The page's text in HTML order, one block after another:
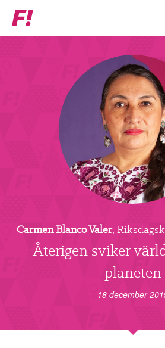
Feministiskt
initiativ
BLI MEDLEM
ENGAGERA DIG I F!
PARTILEDARE
Carmen Blanco Valer,
Återigen sviker
planeten
18 december